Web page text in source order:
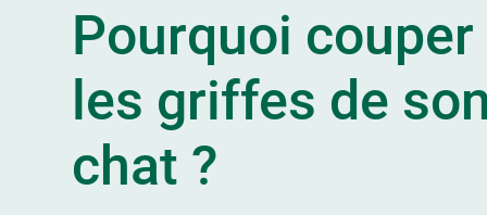
Pourquoi couper
les griffes de
chat ?